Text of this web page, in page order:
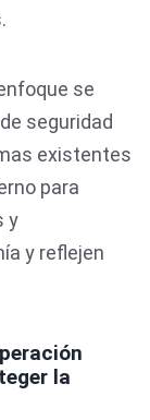
se
seguridad
existentes
para
y
y reflejen
la